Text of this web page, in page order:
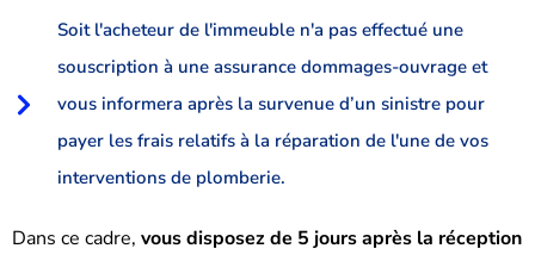
Soit l'acheteur de l'immeuble n'a pas effectué une
souscription à une assurance dommages-ouvrage et
vous informera après la survenue d’un sinistre pour
payer les frais relatifs à la réparation de l'une de vos
interventions de plomberie.
Dans ce cadre, vous disposez de 5 jours après la réception